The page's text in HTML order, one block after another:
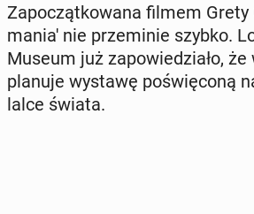
Za­po­cząt­ko­wa­na filmem
ma­nia' nie prze­mi­nie szybko.
Museum już za­po­wie­dzia­ło, że
planuje wystawę po­świę­co­ną
lalce świata.